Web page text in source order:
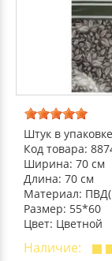
ПАКЕТЫ
ПАКЕТЫ
ПАКЕТЫ
ПАКЕТЫ
ВАТНО-
НИКА
Штук в
Код товара:
Ширина: 70 см
Длина: 70 см
Материал:
Размер: 55*60
Цвет: Цветной
Наличие: